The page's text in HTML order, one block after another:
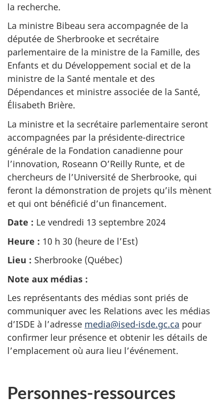
la recherche.
La ministre Bibeau sera accompagnée de la
députée de Sherbrooke et secrétaire
parlementaire de la ministre de la Famille, des
Enfants et du Développement social et de la
ministre de la Santé mentale et des
Dépendances et ministre associée de la Santé,
Élisabeth Brière.
La ministre et la secrétaire parlementaire seront
accompagnées par la présidente-directrice
générale de la Fondation canadienne pour
l’innovation, Roseann O’Reilly Runte, et de
chercheurs de l’Université de Sherbrooke, qui
feront la démonstration de projets qu’ils mènent
et qui ont bénéficié d’un financement.
Date : Le vendredi 13 septembre 2024
Heure : 10 h 30 (heure de l’Est)
Lieu : Sherbrooke (Québec)
Note aux médias :
Les représentants des médias sont priés de
communiquer avec les Relations avec les médias
d’ISDE à l’adresse media@ised-isde.gc.ca pour
confirmer leur présence et obtenir les détails de
l’emplacement où aura lieu l’événement.
Personnes-ressources